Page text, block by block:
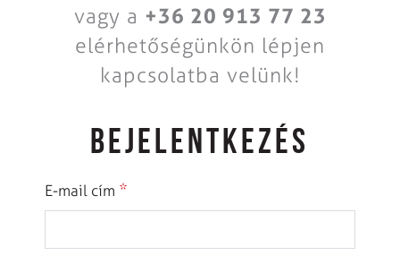
vagy a +36 20 913 77 23
elérhetőségünkön lépjen
kapcsolatba velünk!
BEJELENTKEZÉS
E-mail cím *